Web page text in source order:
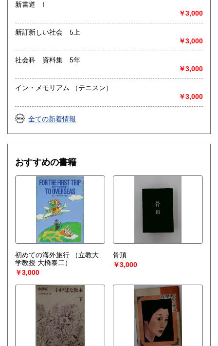
新書道 I
￥3,000
新訂新しい社会 5上
￥3,000
社会科 資料集 5年
￥3,000
イン・メモリアム （テニスン）
￥3,000
全ての新着情報
おすすめの書籍
初めての海外旅行
（立教大
学教授 大橋泰二）
￥3,000
骨頂
￥3,000